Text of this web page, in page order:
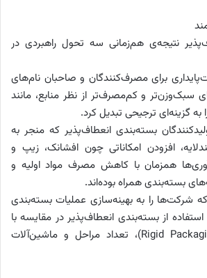
نتیجه‌ی هم‌زمانی سه تحول راهبردی در
برای مصرف‌کنندگان و صاحبان نام‌های
سبک‌وزن‌تر و کم‌مصرف‌تر از نظر منابع، مانند
به گزینه‌ای ترجیحی تبدیل کرد.
بسته‌بندی انعطاف‌پذیر که منجر به
افزودن امکاناتی چون افشانک، زیپ و
همزمان با کاهش مصرف مواد اولیه و
بسته‌بندی همراه بوده‌اند.
شرکت‌ها را به بهینه‌سازی عملیات بسته‌بندی
از بسته‌بندی انعطاف‌پذیر در مقایسه با
بسته‌بندی سخت (Rigid Packaging)، تعداد مراحل و ماشین‌آلات